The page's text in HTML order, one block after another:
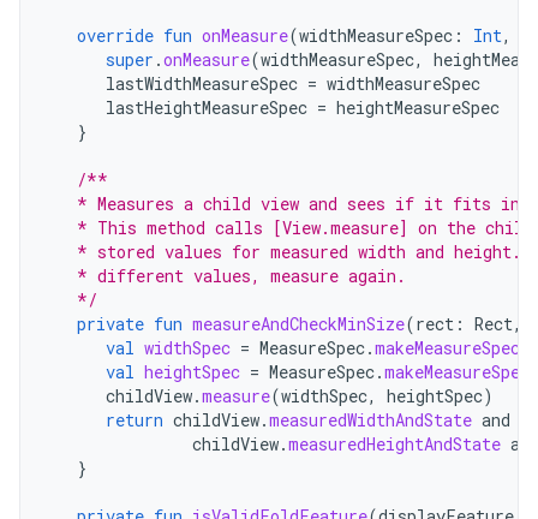
override fun onMeasure(widthMeasureSpec : Int,
super .onMeasure(widthMeasureSpec,
lastWidthMeasureSpec = widthMeasureSpec
lastHeightMeasureSpec = heightMeasureSpec
}
/**
* Measures a child view and sees if it fits in
* This method calls [View.measure] on the
* stored values for measured width and height.
   * different values, measure again.
   */
private fun measureAndCheckMinSize(rect : Rect,
val widthSpec = MeasureSpec.makeMeasureSpec
val heightSpec = MeasureSpec.makeMeasureSpec
childView.measure(widthSpec, heightSpec)
return childView.measuredWidthAndState and
childView.measuredHeightAndState and
}